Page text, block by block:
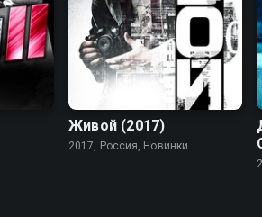
Живой (2017)
2017, Россия, Новинки